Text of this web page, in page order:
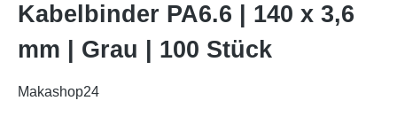
Kabelbinder PA6.6 | 140 x 3,6
mm | Grau | 100 Stück
Makashop24